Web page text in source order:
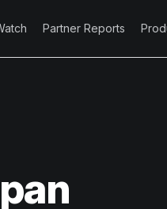
Partner Reports